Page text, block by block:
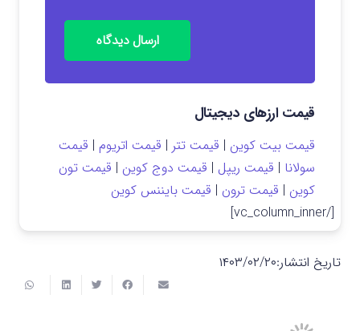
ارسال دیدگاه
قیمت ارزهای دیجیتال
قیمت بیت کوین | قیمت تتر | قیمت اتریوم | قیمت
سولانا | قیمت ریپل | قیمت دوج کوین | قیمت تون
کوین | قیمت ترون | قیمت بایننس کوین
[/vc_column_inner]
تاریخ انتشار:۱۴۰۳/۰۲/۲۰